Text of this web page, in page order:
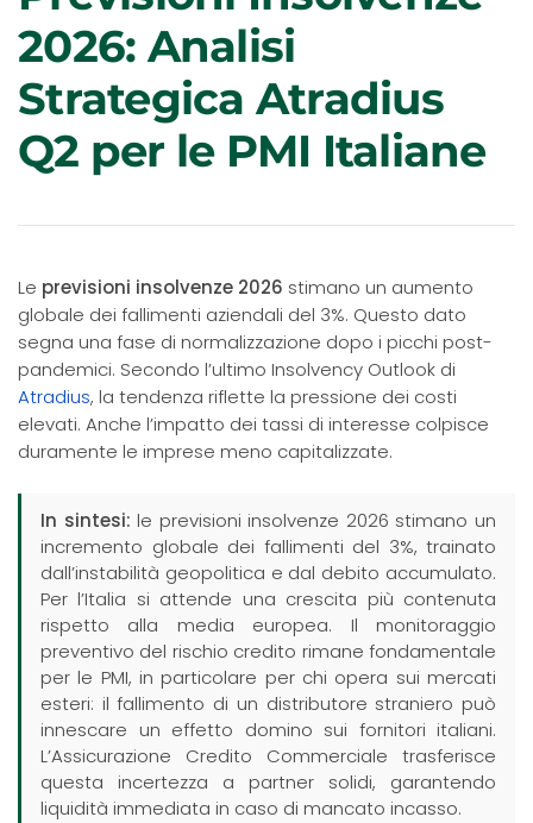
2026: Analisi
Strategica Atradius
Q2 per le PMI Italiane
Le previsioni insolvenze 2026 stimano un aumento
globale dei fallimenti aziendali del 3%. Questo dato
segna una fase di normalizzazione dopo i picchi post-
pandemici. Secondo l’ultimo Insolvency Outlook di
Atradius, la tendenza riflette la pressione dei costi
elevati. Anche l’impatto dei tassi di interesse colpisce
duramente le imprese meno capitalizzate.
In sintesi: le previsioni insolvenze 2026 stimano un
incremento globale dei fallimenti del 3%, trainato
dall’instabilità geopolitica e dal debito accumulato.
Per l’Italia si attende una crescita più contenuta
rispetto alla media europea. Il monitoraggio
preventivo del rischio credito rimane fondamentale
per le PMI, in particolare per chi opera sui mercati
esteri: il fallimento di un distributore straniero può
innescare un effetto domino sui fornitori italiani.
L’Assicurazione Credito Commerciale trasferisce
questa incertezza a partner solidi, garantendo
liquidità immediata in caso di mancato incasso.